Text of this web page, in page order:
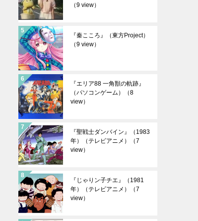
（9 view）
『秦こころ』（東方Project）
（9 view）
『エリア88 一角獣の軌跡』
（パソコンゲーム）
（8
view）
『聖戦士ダンバイン』（1983
年）（テレビアニメ）
（7
view）
『じゃりン子チエ』（1981
年）（テレビアニメ）
（7
view）